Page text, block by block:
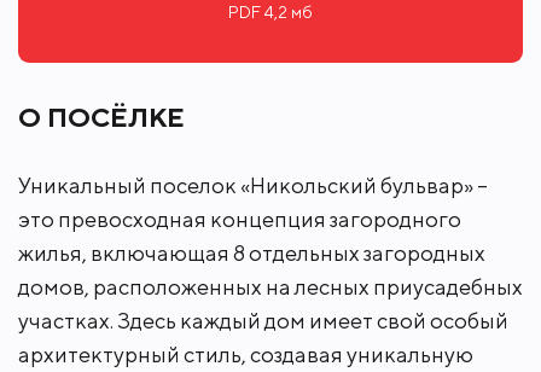
PDF 4,2 мб
О ПОСЁЛКЕ
Уникальный поселок «Никольский бульвар» –
это превосходная концепция загородного
жилья, включающая 8 отдельных загородных
домов, расположенных на лесных приусадебных
участках. Здесь каждый дом имеет свой особый
архитектурный стиль, создавая уникальную